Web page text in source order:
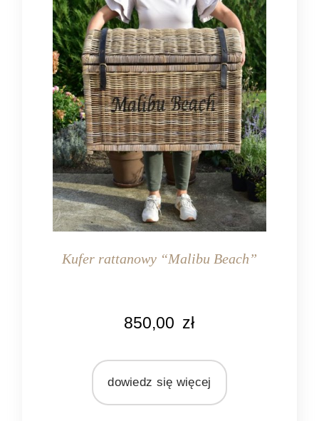
Kufer rattanowy “Malibu Beach”
850,00 zł
dowiedz się więcej